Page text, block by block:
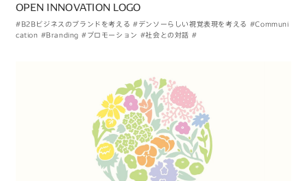
OPEN INNOVATION LOGO
#B2Bビジネスのブランドを考える #デンソーらしい視覚表現を考える #Communi
cation #Branding #プロモーション #社会との対話 #